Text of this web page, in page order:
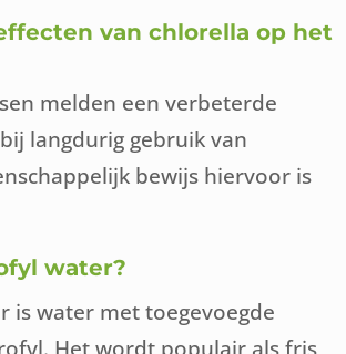
van chlorella op het
melden een verbeterde
langdurig gebruik van
bewijs hiervoor is
water?
is water met toegevoegde
Het wordt populair als fris